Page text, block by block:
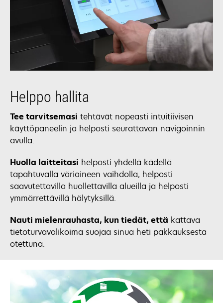
Helppo hallita
Tee tarvitsemasi tehtävät nopeasti intuitiivisen
käyttöpaneelin ja helposti seurattavan navigoinnin
avulla.
Huolla laitteitasi helposti yhdellä kädellä
tapahtuvalla väriaineen vaihdolla, helposti
saavutettavilla huollettavilla alueilla ja helposti
ymmärrettävillä hälytyksillä.
Nauti mielenrauhasta, kun tiedät, että kattava
tietoturvavalikoima suojaa sinua heti pakkauksesta
otettuna.